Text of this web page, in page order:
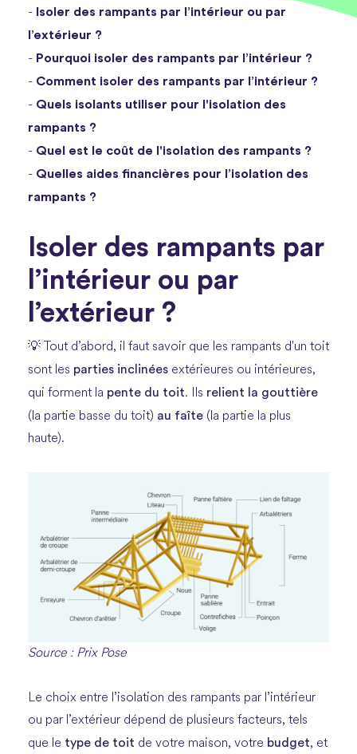
- Isoler des rampants par l’intérieur ou par
l’extérieur ?
- Pourquoi isoler des rampants par l’intérieur ?
- Comment isoler des rampants par l’intérieur ?
- Quels isolants utiliser pour l'isolation des
rampants ?
- Quel est le coût de l'isolation des rampants ?
- Quelles aides financières pour l’isolation des
rampants ?
Isoler des rampants par
l’intérieur ou par
l’extérieur ?
💡 Tout d’abord, il faut savoir que les rampants d'un toit
sont les parties inclinées extérieures ou intérieures,
qui forment la pente du toit. Ils relient la gouttière
(la partie basse du toit) au faîte (la partie la plus
haute).
Source : Prix Pose
Le choix entre l’isolation des rampants par l’intérieur
ou par l’extérieur dépend de plusieurs facteurs, tels
que le type de toit de votre maison, votre budget, et